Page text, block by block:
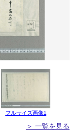
フルサイズ画像1
＞ 一覧を見る